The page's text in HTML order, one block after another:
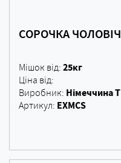
СОРОЧКА
Мішок від: 25кг
Ціна від:
Виробник: Німеччина
Артикул: EXMCS